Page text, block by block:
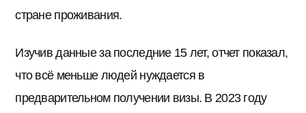
стране проживания.
Изучив данные за последние 15 лет, отчет показал,
что всё меньше людей нуждается в
предварительном получении визы. В 2023 году